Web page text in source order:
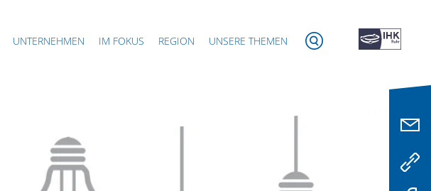
UNTERNEHMEN IM FOKUS REGION UNSERE THEMEN
Beitragsbild:
iStock